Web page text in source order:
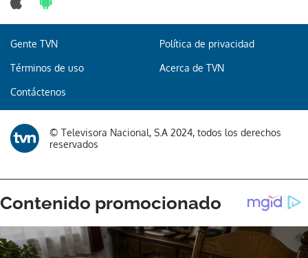
Gracias por suscribirte a nuestro boletín.
Gente TVN Política de privacidad
Términos de uso Acerca de TVN
Contáctenos
© Televisora Nacional, S.A 2024, todos los derechos
reservados